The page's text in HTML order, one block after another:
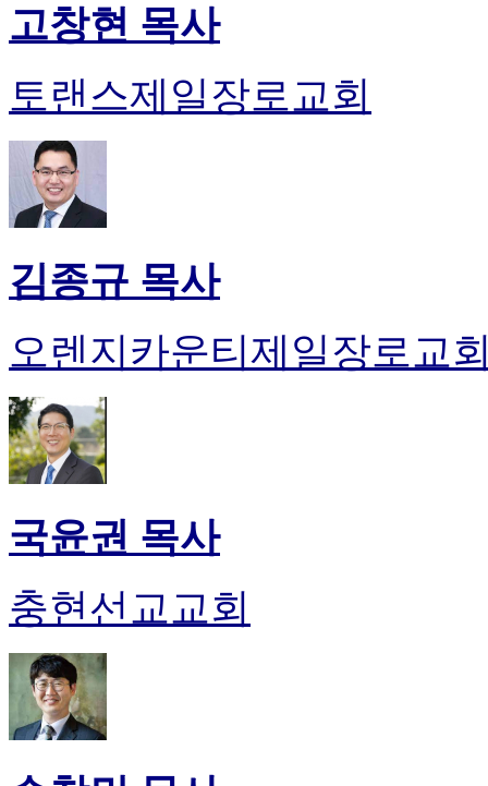
고창현 목사
토랜스제일장로교회
김종규 목사
오렌지카운티제일장로교
국윤권 목사
충현선교교회